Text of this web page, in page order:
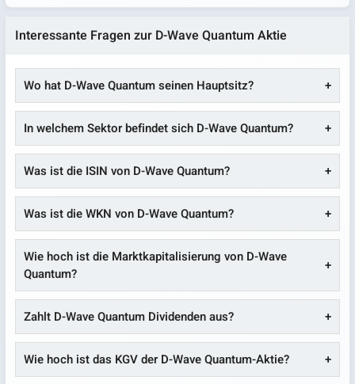
Interessante Fragen zur D-Wave Quantum Aktie
Wo hat D-Wave Quantum seinen Hauptsitz?
In welchem Sektor befindet sich D-Wave Quantum?
Was ist die ISIN von D-Wave Quantum?
Was ist die WKN von D-Wave Quantum?
Wie hoch ist die Marktkapitalisierung von D-Wave
Quantum?
Zahlt D-Wave Quantum Dividenden aus?
Wie hoch ist das KGV der D-Wave Quantum-Aktie?